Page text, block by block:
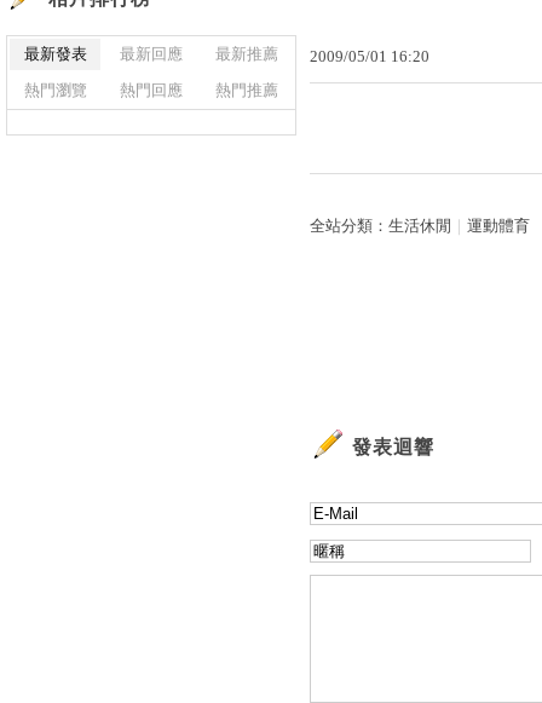
2009/05/01 16:20
全站分類： 生活休閒 運動體育
發表迴響
最新發表 最新回應
最新推薦
熱門瀏覽
熱門回應 熱門推薦